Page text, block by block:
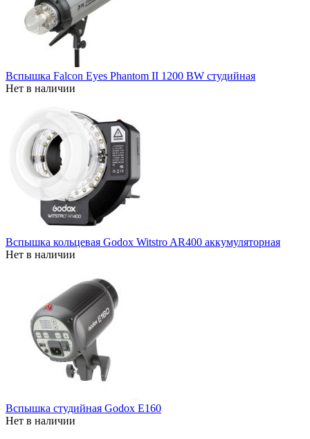
Вспышка Falcon Eyes Phantom II 1200 BW студийная
Нет в наличии
Вспышка кольцевая Godox Witstro AR400 аккумуляторная
Нет в наличии
Вспышка студийная Godox E160
Нет в наличии